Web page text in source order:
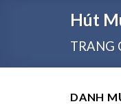
Hút
TRANG
DANH